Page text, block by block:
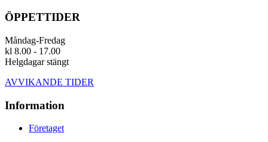
ÖPPETTIDER
Måndag-Fredag
kl 8.00 - 17.00
Helgdagar stängt
AVVIKANDE TIDER
Information
Företaget